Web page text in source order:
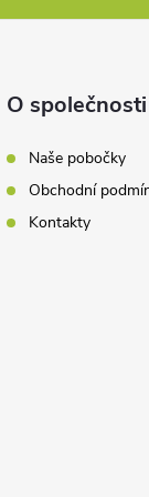
O společnosti
Naše pobočky
Obchodní
Kontakty